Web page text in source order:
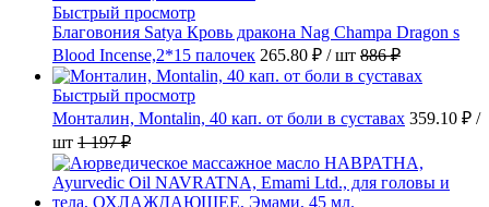
Быстрый просмотр
Благовония Satya Кровь дракона Nag Champa Dragon s
Blood Incense,2*15 палочек 265.80 ₽ / шт 886 ₽
Быстрый просмотр
Монталин, Montalin, 40 кап. от боли в суставах 359.10 ₽ /
шт 1 197 ₽